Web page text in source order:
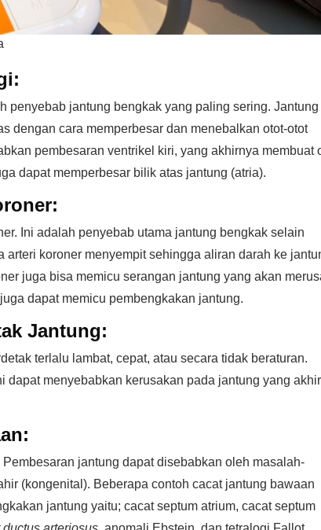
penyebab jantung bengkak yang paling sering. Jantung
dengan cara memperbesar dan menebalkan otot-otot
pembesaran ventrikel kiri, yang akhirnya membuat
dapat memperbesar bilik atas jantung (atria).
Ini adalah penyebab utama jantung bengkak selain
arteri koroner menyempit sehingga aliran darah ke
juga bisa memicu serangan jantung yang akan
dapat memicu pembengkakan jantung.
Jantung:
terlalu lambat, cepat, atau secara tidak beraturan.
dapat menyebabkan kerusakan pada jantung yang
jantung dapat disebabkan oleh masalah-
(kongenital). Beberapa contoh cacat jantung bawaan
jantung yaitu; cacat septum atrium, cacat septum